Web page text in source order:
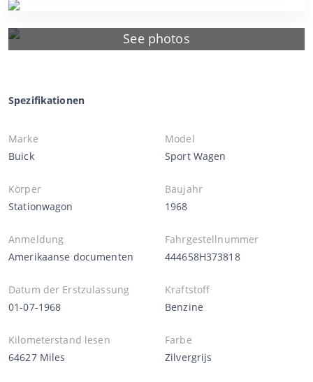
See photos
Spezifikationen
Marke
Buick
Model
Sport Wagen
Körper
Stationwagon
Baujahr
1968
Anmeldung
Amerikaanse documenten
Fahrgestellnummer
444658H373818
Datum der Erstzulassung
01-07-1968
Kraftstoff
Benzine
Kilometerstand lesen
64627 Miles
Farbe
Zilvergrijs